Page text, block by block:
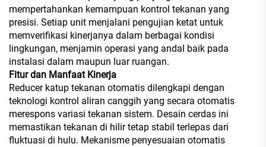
mempertahankan kemampuan kontrol tekanan yang
presisi. Setiap unit menjalani pengujian ketat untuk
memverifikasi kinerjanya dalam berbagai kondisi
lingkungan, menjamin operasi yang andal baik pada
instalasi dalam maupun luar ruangan.
Fitur dan Manfaat Kinerja
Reducer katup tekanan otomatis dilengkapi dengan
teknologi kontrol aliran canggih yang secara otomatis
merespons variasi tekanan sistem. Desain cerdas ini
memastikan tekanan di hilir tetap stabil terlepas dari
fluktuasi di hulu. Mekanisme penyesuaian otomatis